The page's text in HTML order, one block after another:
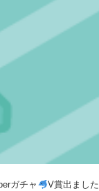
ガチャ V賞出ました